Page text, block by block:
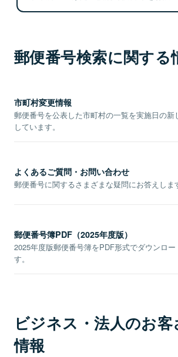
郵便番号検索に関する
市町村変更情報
郵便番号を公表した市町村の一覧を実施日の新
しています。
よくあるご質問・お問い合わせ
郵便番号に関するさまざまな疑問にお答えしま
郵便番号簿PDF（2025年度版）
2025年度版郵便番号簿をPDF形式でダウンロー
す。
ビジネス・法人のお
情報